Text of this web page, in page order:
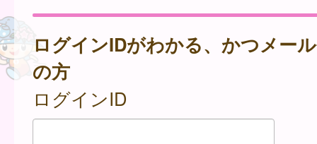
ログインIDがわかる、かつメー
の方
ログインID